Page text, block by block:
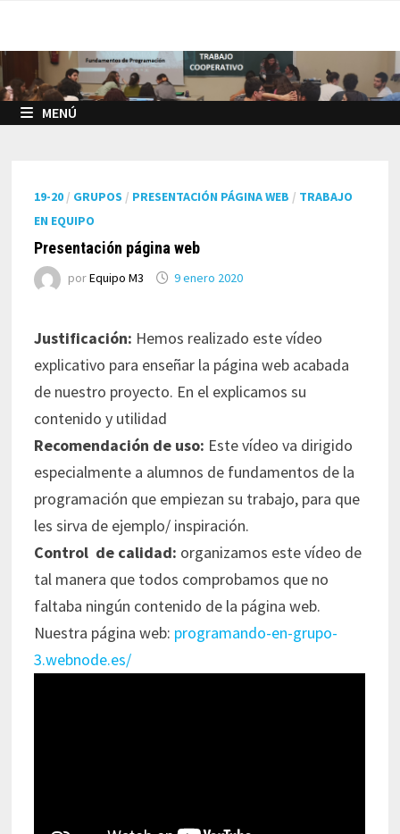
contenido
MENÚ
19-20 / GRUPOS / PRESENTACIÓN PÁGINA WEB / TRABAJO
EN EQUIPO
Presentación página web
porEquipo M3 9 enero 2020
Justificación: Hemos realizado este vídeo
explicativo para enseñar la página web acabada
de nuestro proyecto. En el explicamos su
contenido y utilidad
Recomendación de uso: Este vídeo va dirigido
especialmente a alumnos de fundamentos de la
programación que empiezan su trabajo, para que
les sirva de ejemplo/ inspiración.
Control de calidad: organizamos este vídeo de
tal manera que todos comprobamos que no
faltaba ningún contenido de la página web.
Nuestra página web: programando-en-grupo-
3.webnode.es/